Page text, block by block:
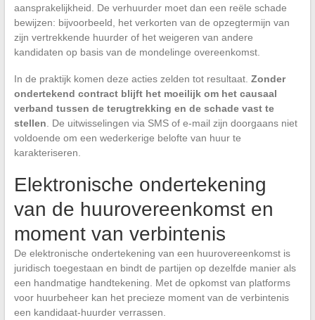
aansprakelijkheid. De verhuurder moet dan een reële schade
bewijzen: bijvoorbeeld, het verkorten van de opzegtermijn van
zijn vertrekkende huurder of het weigeren van andere
kandidaten op basis van de mondelinge overeenkomst.
In de praktijk komen deze acties zelden tot resultaat. Zonder
ondertekend contract blijft het moeilijk om het causaal
verband tussen de terugtrekking en de schade vast te
stellen . De uitwisselingen via SMS of e-mail zijn doorgaans niet
voldoende om een wederkerige belofte van huur te
karakteriseren.
Elektronische ondertekening
van de huurovereenkomst en
moment van verbintenis
De elektronische ondertekening van een huurovereenkomst is
juridisch toegestaan en bindt de partijen op dezelfde manier als
een handmatige handtekening. Met de opkomst van platforms
voor huurbeheer kan het precieze moment van de verbintenis
een kandidaat-huurder verrassen.